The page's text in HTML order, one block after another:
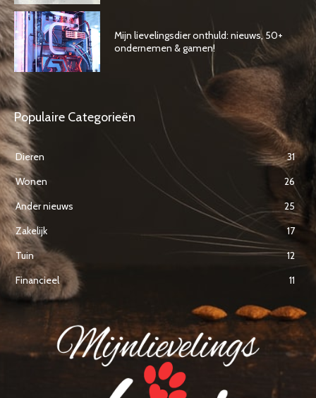
Mijn lievelingsdier onthuld: nieuws, 50+
ondernemen & gamen!
Populaire Categorieën
Dieren
31
Wonen
26
Ander nieuws
25
Zakelijk
17
Tuin
12
Financieel
11